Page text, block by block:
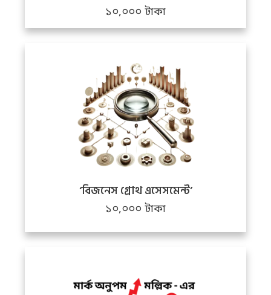
১০,০০০ টাকা
‘বিজনেস গ্রোথ এসেসমেন্ট’
১০,০০০ টাকা